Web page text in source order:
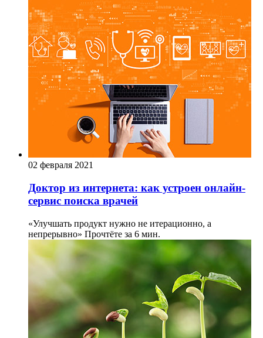
02 февраля 2021
Доктор из интернета: как устроен онлайн-
сервис поиска врачей
«Улучшать продукт нужно не итерационно, а
непрерывно» Прочтёте за 6 мин.